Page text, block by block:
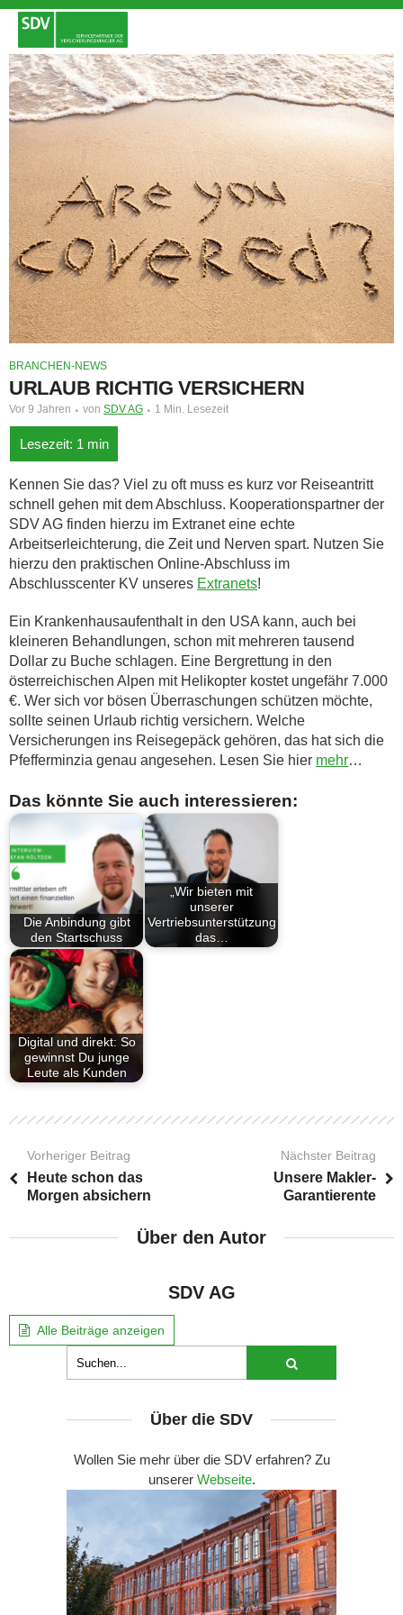
BRANCHEN-NEWS
URLAUB RICHTIG VERSICHERN
Vor 9 Jahren von SDV AG 1 Min. Lesezeit
Kennen Sie das? Viel zu oft muss es kurz vor Reiseantritt
schnell gehen mit dem Abschluss. Kooperationspartner der
SDV AG finden hierzu im Extranet eine echte
Arbeitserleichterung, die Zeit und Nerven spart. Nutzen Sie
hierzu den praktischen Online-Abschluss im
Abschlusscenter KV unseres Extranets!
Ein Krankenhausaufenthalt in den USA kann, auch bei
kleineren Behandlungen, schon mit mehreren tausend
Dollar zu Buche schlagen. Eine Bergrettung in den
österreichischen Alpen mit Helikopter kostet ungefähr 7.000
€. Wer sich vor bösen Überraschungen schützen möchte,
sollte seinen Urlaub richtig versichern. Welche
Versicherungen ins Reisegepäck gehören, das hat sich die
Pfefferminzia genau angesehen. Lesen Sie hier mehr…
Das könnte Sie auch interessieren:
Die Anbindung gibt
den Startschuss
„Wir bieten mit
unserer
Vertriebsunterstützung
das…
Digital und direkt: So
gewinnst Du junge
Leute als Kunden
Vorheriger Beitrag
Heute schon das
Morgen absichern
Nächster Beitrag
Unsere Makler-
Garantierente
Über den Autor
SDV AG
Alle Beiträge anzeigen
Über die SDV
Wollen Sie mehr über die SDV erfahren? Zu
unserer Webseite.